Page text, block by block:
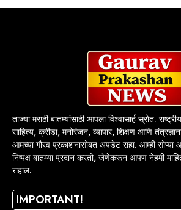
ताज्या मराठी बातम्यांसाठी आपला विश्वासार्ह स्रोत.
साहित्य, क्रीडा, मनोरंजन, व्यापार, शिक्षण आणि
आमच्या गौरव प्रकाशनासोबत अपडेट राहा. आम्ही
निष्पक्ष बातम्या प्रदान करतो, जेणेकरून आपण नेहमी
राहाल.
IMPORTANT!